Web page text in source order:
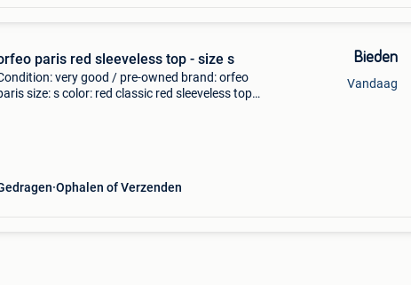
paris red sleeveless top - size s
very good / pre-owned brand: orfeo
size: s color: red classic red sleeveless top
Ophalen of Verzenden
Bieden
Vandaag